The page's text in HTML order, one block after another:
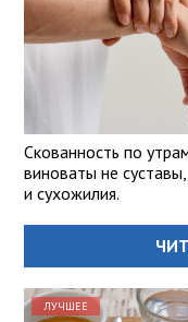
Скованность по
виноваты не
и сухожилия.
ЛУЧШЕЕ